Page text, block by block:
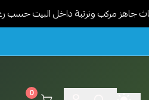
ونرتبة داخل البيت حسب رغبة
0